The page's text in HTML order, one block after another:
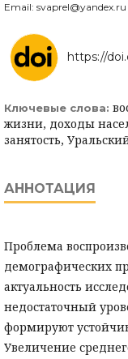
Email: svaprel@yandex.ru
https://
Ключевые слова:
жизни, доходы
занятость,
АННОТАЦИЯ
Проблема
демографических
актуальность
недостаточный
формируют
Увеличение